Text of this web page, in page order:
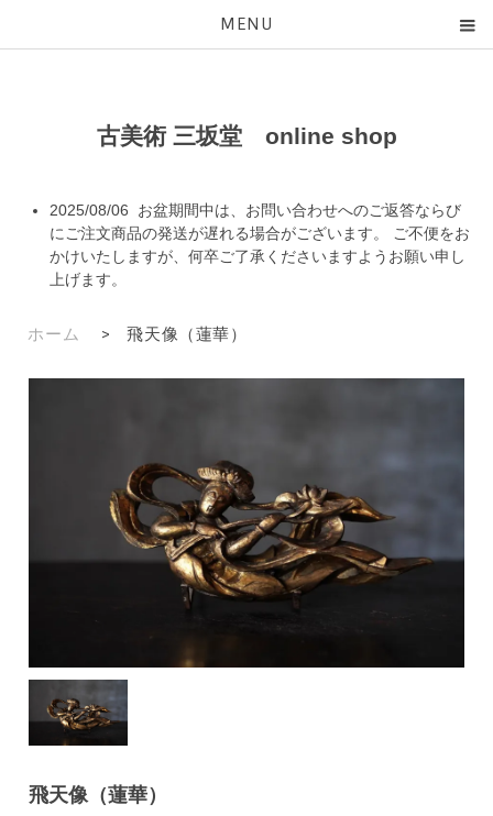
MENU
古美術 三坂堂 online shop
2025/08/06 お盆期間中は、お問い合わせへのご返答ならび
にご注文商品の発送が遅れる場合がございます。 ご不便をお
かけいたしますが、何卒ご了承くださいますようお願い申し
上げます。
ホーム > 飛天像（蓮華）
飛天像（蓮華）